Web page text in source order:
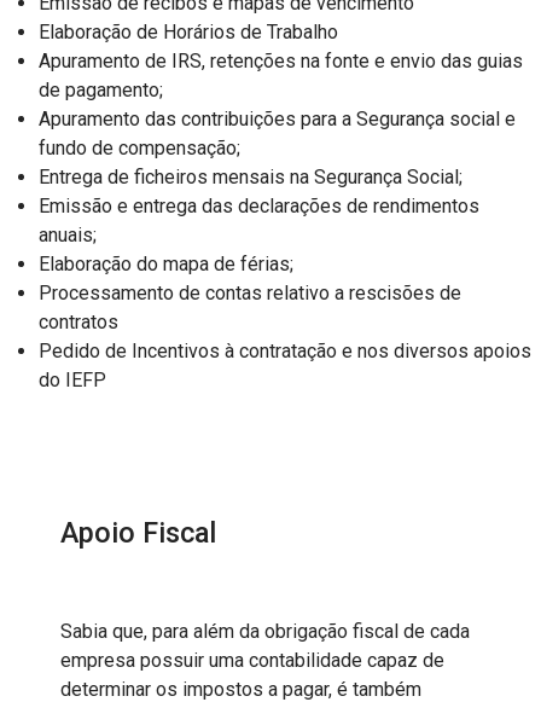
Elaboração de Horários de Trabalho
Apuramento de IRS, retenções na fonte e envio das guias
de pagamento;
Apuramento das contribuições para a Segurança social e
fundo de compensação;
Entrega de ficheiros mensais na Segurança Social;
Emissão e entrega das declarações de rendimentos
anuais;
Elaboração do mapa de férias;
Processamento de contas relativo a rescisões de
contratos
Pedido de Incentivos à contratação e nos diversos apoios
do IEFP
Apoio Fiscal
Sabia que, para além da obrigação fiscal de cada
empresa possuir uma contabilidade capaz de
determinar os impostos a pagar, é também